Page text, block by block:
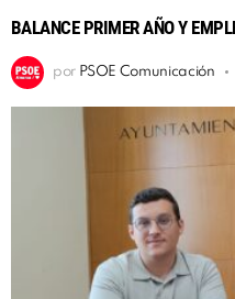
BALANCE PRIMER AÑO Y
por PSOE Comunicación